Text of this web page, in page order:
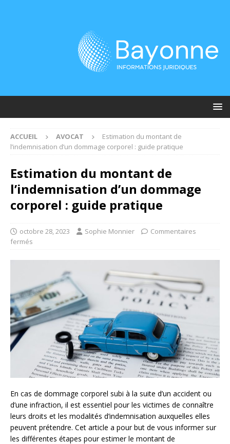
ACCUEIL AVOCAT
Estimation du montant de
l’indemnisation d’un dommage corporel : guide pratique
Estimation du montant de
l’indemnisation d’un dommage
corporel : guide pratique
octobre 28, 2023 Sophie Monnier
Commentaires
fermés
En cas de dommage corporel subi à la suite d’un accident ou
d’une infraction, il est essentiel pour les victimes de connaître
leurs droits et les modalités d’indemnisation auxquelles elles
peuvent prétendre. Cet article a pour but de vous informer sur
les différentes étapes pour estimer le montant de